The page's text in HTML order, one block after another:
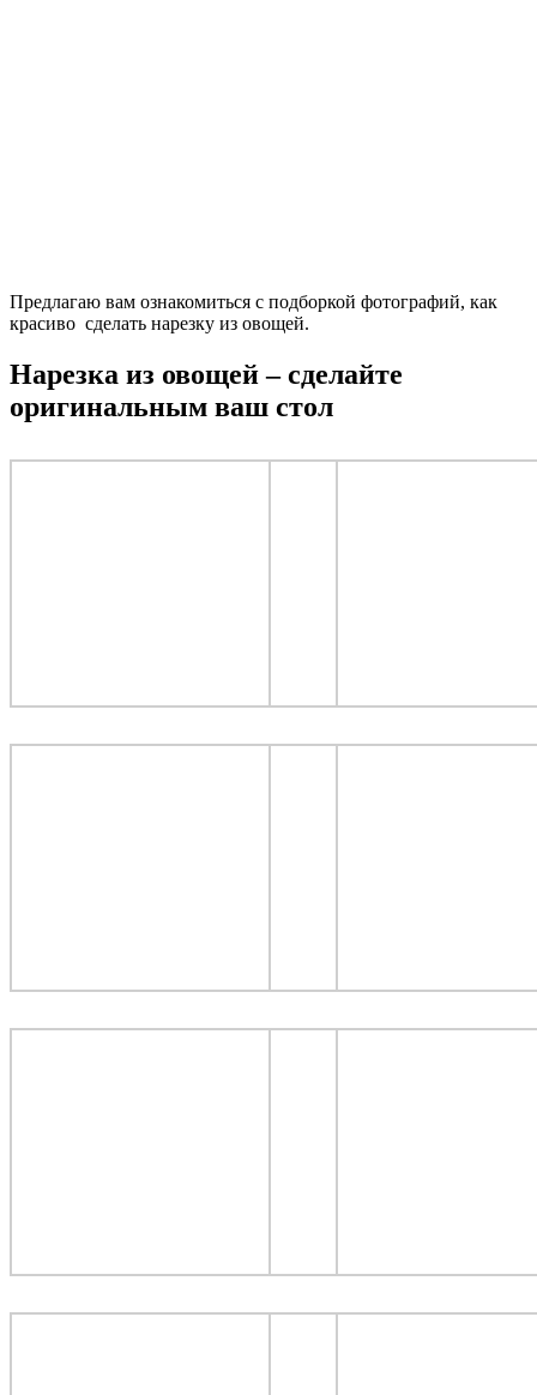
Предлагаю вам ознакомиться с подборкой фотографий, как
красиво сделать нарезку из овощей.
Нарезка из овощей – сделайте
оригинальным ваш стол